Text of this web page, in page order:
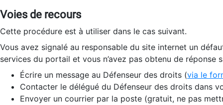
Voies de recours
Cette procédure est à utiliser dans le cas suivant.
Vous avez signalé au responsable du site internet un
services du portail et vous n’avez pas obtenu de réponse
Écrire un message au Défenseur des droits (via le
Contacter le délégué du Défenseur des droits dans
Envoyer un courrier par la poste (gratuit, ne pas